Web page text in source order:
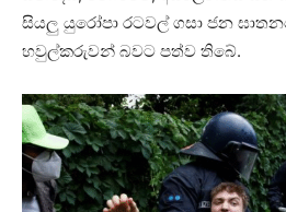
සියලු යුරෝපා රටවල් ගසා ජන
හවුල්කරුවන් බවට පත්ව තිබේ.